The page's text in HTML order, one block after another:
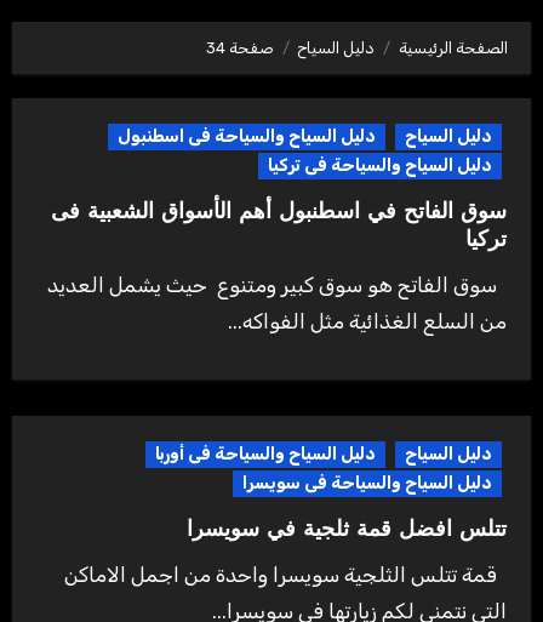
الصفحة الرئيسية دليل السياح صفحة 34
دليل السياح
دليل السياح والسياحة فى اسطنبول
دليل السياح والسياحة فى تركيا
سوق الفاتح في اسطنبول أهم الأسواق الشعبية فى
تركيا
سوق الفاتح هو سوق كبير ومتنوع حيث يشمل العديد
من السلع الغذائية مثل الفواكه...
دليل السياح
دليل السياح والسياحة فى أوربا
دليل السياح والسياحة فى سويسرا
تتلس افضل قمة ثلجية في سويسرا
قمة تتلس الثلجية سويسرا واحدة من اجمل الاماكن
التي نتمني لكم زيارتها في سويسرا...